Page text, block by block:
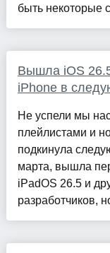
быть некоторые
Вышла iOS
iPhone в
Не успели мы
плейлистами и
подкинула
марта, вышла
iPadOS 26.5 и
разработчиков,